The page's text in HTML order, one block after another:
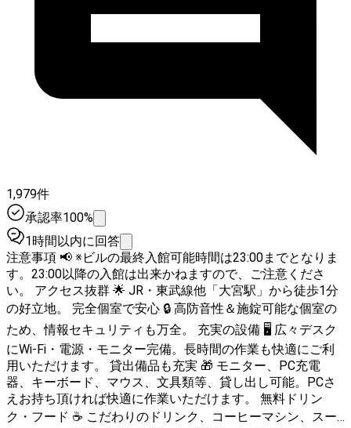
1,979件
承認率100%
1時間以内に回答
注意事項 📢 ※ビルの最終入館可能時間は23:00までとなりま
す。23:00以降の入館は出来かねますので、ご注意くださ
い。 アクセス抜群 🌟 JR・東武線他「大宮駅」から徒歩1分
の好立地。 完全個室で安心 🔒 高防音性＆施錠可能な個室の
ため、情報セキュリティも万全。 充実の設備 🖥️ 広々デスク
にWi-Fi・電源・モニター完備。長時間の作業も快適にご利
用いただけます。 貸出備品も充実 🎁 モニター、PC充電
器、キーボード、マウス、文具類等、貸し出し可能。PCさ
えお持ち頂ければ快適に作業いただけます。 無料ドリン
ク・フード ☕ こだわりのドリンク、コーヒーマシン、スー